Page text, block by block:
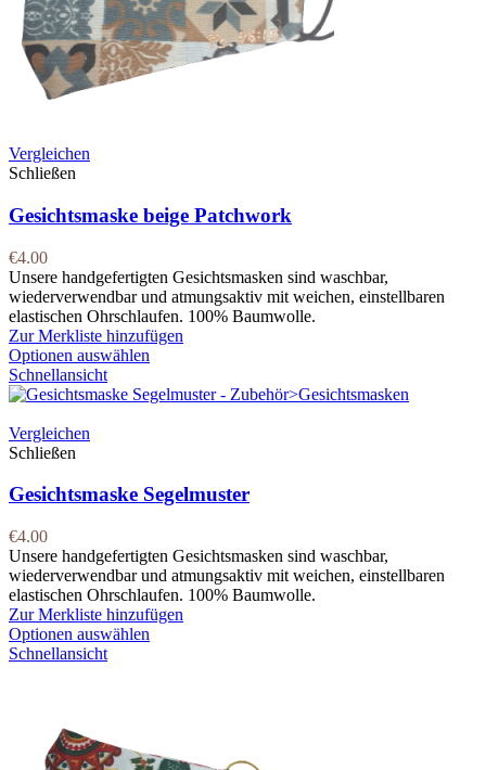
Vergleichen
Schließen
Gesichtsmaske beige Patchwork
€4.00
Unsere handgefertigten Gesichtsmasken sind waschbar,
wiederverwendbar und atmungsaktiv mit weichen, einstellbaren
elastischen Ohrschlaufen. 100% Baumwolle.
Zur Merkliste hinzufügen
Optionen auswählen
Schnellansicht
Vergleichen
Schließen
Gesichtsmaske Segelmuster
€4.00
Unsere handgefertigten Gesichtsmasken sind waschbar,
wiederverwendbar und atmungsaktiv mit weichen, einstellbaren
elastischen Ohrschlaufen. 100% Baumwolle.
Zur Merkliste hinzufügen
Optionen auswählen
Schnellansicht